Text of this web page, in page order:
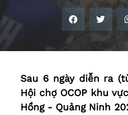
Sau 6 ngày diễn ra
Hội chợ OCOP khu
Hồng - Quảng Ninh